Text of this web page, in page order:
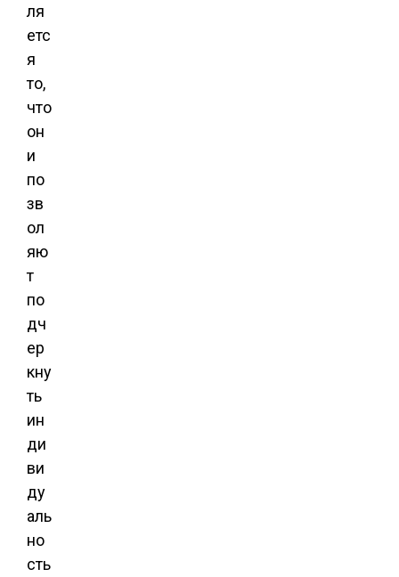
ля
етс
я
то,
что
он
и
по
зв
ол
яю
т
по
дч
ер
кну
ть
ин
ди
ви
ду
аль
но
сть